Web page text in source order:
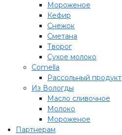
Мороженое
Кефир
Снежок
Сметана
Творог
Сухое молоко
Comеlla
Рассольный продукт
Из Вологды
Масло сливочное
Молоко
Мороженое
Партнерам